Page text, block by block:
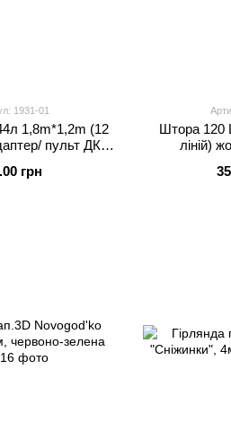
1931-01
1,8m*1,2m (12
пульт ДК
грн
Штора 120
ліній)